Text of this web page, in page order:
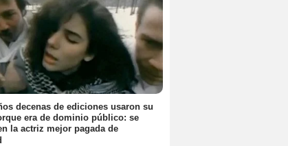
decenas de ediciones usaron su
era de dominio público: se
la actriz mejor pagada de